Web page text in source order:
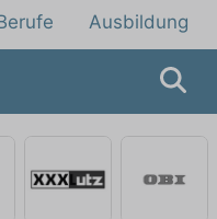
Ausbildung